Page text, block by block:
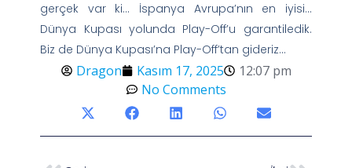
gerçek var ki… İspanya Avrupa’nın en iyisi…
Dünya Kupası yolunda Play-Off’u garantiledik.
Biz de Dünya Kupası’na Play-Off’tan gideriz…
Dragon Kasım 17, 2025
12:07 pm
No Comments